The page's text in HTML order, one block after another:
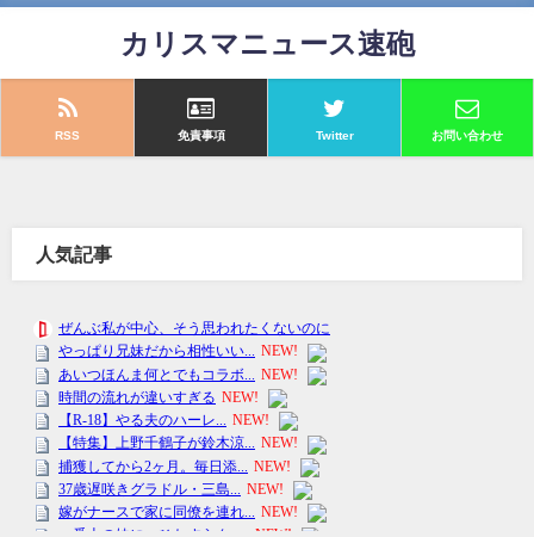
カリスマニュース速砲
RSS 免責事項 Twitter お問い合わせ
人気記事